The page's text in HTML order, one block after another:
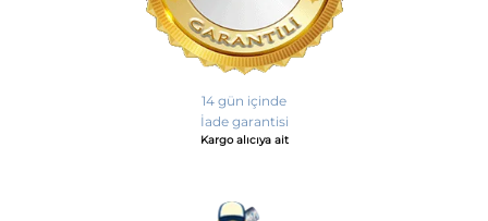
14 gün içinde
İade garantisi
Kargo alıcıya ait